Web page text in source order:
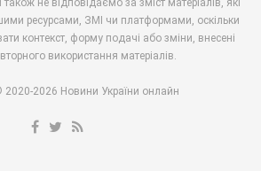
ресурсами, ЗМІ чи платформами, оскільки
контекст, форму подачі або зміни, внесені
використання матеріалів.
2020-2026 Новини України онлайн